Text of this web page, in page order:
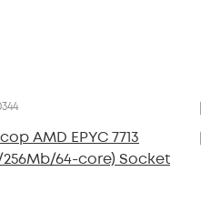
AMD EPYC 7713
256Mb/64-core) Socket